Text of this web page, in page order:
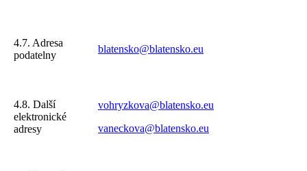
4.7. Adresa
podatelny
blatensko@blatensko.eu
4.8. Další
elektronické
adresy
vohryzkova@blatensko.eu
vaneckova@blatensko.eu